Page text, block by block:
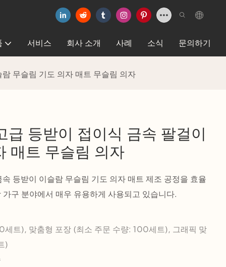
서비스 회사 소개 사례 소식 문의하기
무슬림 기도 의자 매트 무슬림 의자
등받이 접이식 금속 팔걸이
매트 무슬림 의자
등받이 이슬람 무슬림 기도 의자 매트 제조 공정을 효율
구 분야에서 매우 유용하게 사용되고 있습니다.
세트), 맞춤형 포장 (최소 주문 수량: 100세트), 그래픽 맞
)